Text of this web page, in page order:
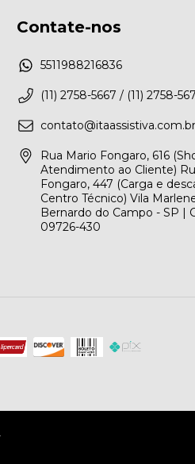
Contate-nos
5511988216836
(11) 2758-5667 / (11) 2758-
contato@itaassistiva.com.br
Rua Mario Fongaro, 616
Atendimento ao Cliente)
Fongaro, 447 (Carga e
Centro Técnico) Vila
Bernardo do Campo - SP |
09726-430